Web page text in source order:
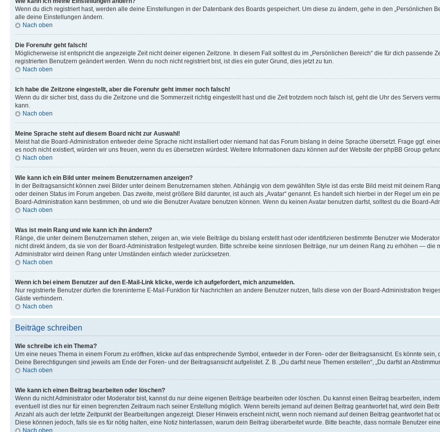
Wenn du dich registriert hast, werden alle deine Einstellungen in der Datenbank des Boards gespeichert. Um diese zu ändern, gehe in den „Persönlichen
alle deine Einstellungen ändern.
Nach oben
Die Forenuhr geht falsch!
Möglicherweise ist entspricht die angezeigte Zeit nicht deiner eigenen Zeitzone. In diesem Fall solltest du im „Persönlichen Bereich“ die für dich passende
registrierten Benutzern geändert werden. Wenn du noch nicht registriert bist, ist dies ein guter Grund, dies jetzt zu tun.
Nach oben
Ich habe die Zeitzone eingestellt, aber die Forenuhr geht immer noch falsch!
Wenn du dir sicher bist, dass du die Zeitzone und die Sommerzeit richtig eingestellt hast und die Zeit trotzdem noch falsch ist, geht die Uhr des Servers
kann.
Nach oben
Meine Sprache steht auf diesem Board nicht zur Auswahl!
Meist hat die Board-Administration entweder deine Sprache nicht installiert oder niemand hat das Forum bislang in deine Sprache übersetzt. Frage ggf.
es noch nicht existiert, würden wir uns freuen, wenn du es übersetzen würdest. Weitere Informationen dazu können auf der Website der phpBB Group
Nach oben
Wie kann ich ein Bild unter meinem Benutzernamen anzeigen?
In der Beitragsansicht können zwei Bilder unter deinem Benutzernamen stehen. Abhängig von dem gewählten Style ist das erste Bild meist mit deinem
oder deinen Status im Forum angeben. Das zweite, meist größere Bild darunter, ist auch als „Avatar“ genannt. Es handelt sich hierbei in der Regel um ein
Board-Administration kann bestimmen, ob und wie die Benutzer Avatare benutzen können. Wenn du keinen Avatar benutzen darfst, solltest du die Board-
Nach oben
Was ist mein Rang und wie kann ich ihn ändern?
Ränge, die unter deinem Benutzernamen stehen, zeigen an, wie viele Beiträge du bislang erstellt hast oder identifizieren bestimmte Benutzer wie
nicht direkt ändern, da sie von der Board-Administration festgelegt wurden. Bitte schreibe keine sinnlosen Beiträge, nur um deinen Rang zu erhöhen —
Administrator wird deinen Rang unter Umständen einfach wieder zurücksetzen.
Nach oben
Wenn ich bei einem Benutzer auf den E-Mail-Link klicke, werde ich aufgefordert, mich anzumelden.
Nur registrierte Benutzer dürfen die foreninterne E-Mail-Funktion für Nachrichten an andere Benutzer nutzen, falls diese von der Board-Administration
Gäste verhindern.
Nach oben
Beiträge schreiben
Wie schreibe ich ein Thema?
Um eine neues Thema in einem Forum zu eröffnen, klicke auf das entsprechende Symbol, entweder in der Foren- oder der Beitragsansicht. Es könnte
Deine Berechtigungen sind jeweils am Ende der Foren- und der Beitragsansicht aufgelistet. Z. B. „Du darfst neue Themen erstellen“, „Du darfst an
Nach oben
Wie kann ich einen Beitrag bearbeiten oder löschen?
Wenn du nicht Administrator oder Moderator bist, kannst du nur deine eigenen Beiträge bearbeiten oder löschen. Du kannst einen Beitrag bearbeiten,
eventuell ist dies nur für einen begrenzten Zeitraum nach seiner Erstellung möglich. Wenn bereits jemand auf deinen Beitrag geantwortet hat, wird dein
Anzahl als auch der letzte Zeitpunkt der Bearbeitungen angezeigt. Dieser Hinweis erscheint nicht, wenn noch niemand auf deinen Beitrag geantwortet hat
Diese können jedoch, falls sie es für nötig halten, eine Notiz hinterlassen, warum dein Beitrag überarbeitet wurde. Bitte beachte, dass normale Benutzer
Nach oben